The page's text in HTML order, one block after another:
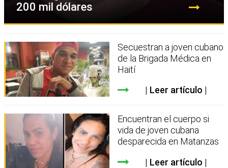
200 mil dólares
Secuestran a joven cubano
de la Brigada Médica en
Haití
Leer artículo
Encuentran el cuerpo si
vida de joven cubana
desparecida en Matanzas
Leer artículo